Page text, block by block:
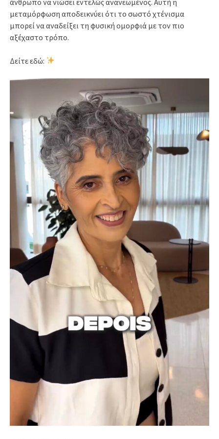
μεταμόρφωση αποδεικνύει ότι το σωστό χτένισμα
μπορεί να αναδείξει τη φυσική ομορφιά με τον πιο
αξέχαστο τρόπο.
Δείτε εδώ: